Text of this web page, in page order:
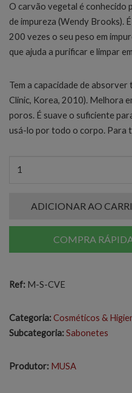
O carvão vegetal é conhecido
de impureza (Wendy Brooks).
200 vezes o seu peso em
que ajuda a purificar e limpar
Tem a capacidade de
Clinic, Korea, 2010). Melhora
poros. É suave o suficiente
usá-lo por todo o corpo. Para
ADICIONAR AO
COMPRA
Ref: M-S-CVE
Categoria:Cosméticos &
Subcategoria:Sabonetes
Produtor: MUSA